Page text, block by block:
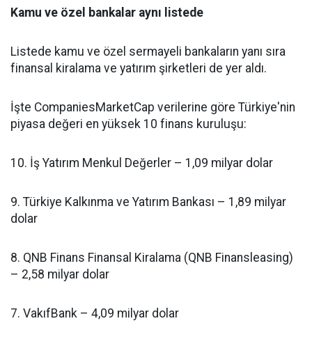
Kamu ve özel bankalar aynı listede
Listede kamu ve özel sermayeli bankaların yanı sıra
finansal kiralama ve yatırım şirketleri de yer aldı.
İşte CompaniesMarketCap verilerine göre Türkiye'nin
piyasa değeri en yüksek 10 finans kuruluşu:
10. İş Yatırım Menkul Değerler – 1,09 milyar dolar
9. Türkiye Kalkınma ve Yatırım Bankası – 1,89 milyar
dolar
8. QNB Finans Finansal Kiralama (QNB Finansleasing)
– 2,58 milyar dolar
7. VakıfBank – 4,09 milyar dolar